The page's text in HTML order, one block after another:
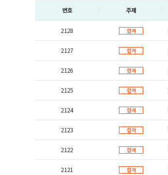
번호 주제
2128 합격
2127 합격
2126 합격
2125 합격
2124 합격
2123 합격
2122 합격
2121 합격